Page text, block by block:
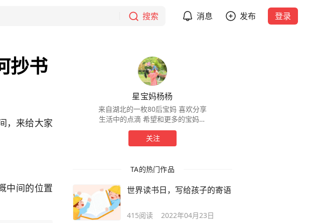
搜索 消息 发布 登录
抄书
，来给大家
中间的位置
星宝妈杨杨
来自湖北的一枚80后宝妈 喜欢分享
生活中的点滴 希望和更多的宝妈一
起交流育儿经验
关注
TA的热门作品
世界读书日，写给孩子的寄语
415阅读 2022年04月23日